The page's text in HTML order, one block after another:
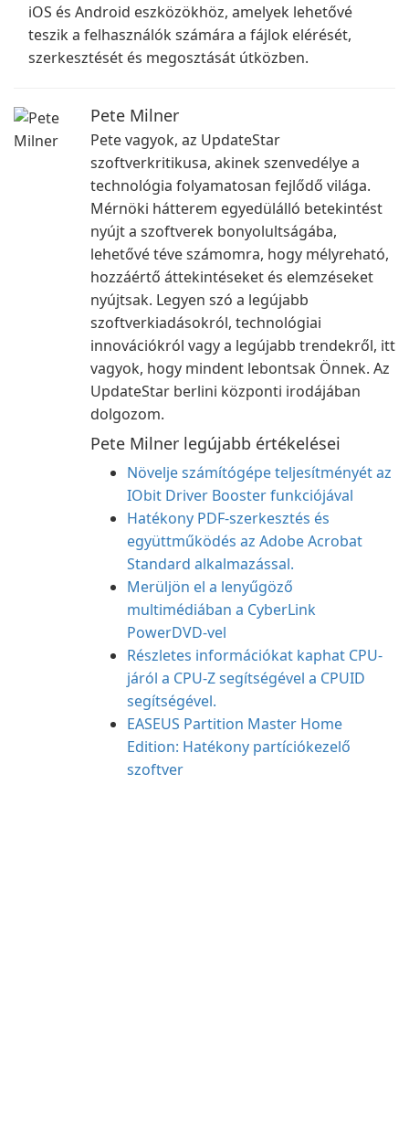
iOS és Android eszközökhöz, amelyek lehetővé
teszik a felhasználók számára a fájlok elérését,
szerkesztését és megosztását útközben.
Pete Milner
Pete vagyok, az UpdateStar
szoftverkritikusa, akinek szenvedélye a
technológia folyamatosan fejlődő világa.
Mérnöki hátterem egyedülálló betekintést
nyújt a szoftverek bonyolultságába,
lehetővé téve számomra, hogy mélyreható,
hozzáértő áttekintéseket és elemzéseket
nyújtsak. Legyen szó a legújabb
szoftverkiadásokról, technológiai
innovációkról vagy a legújabb trendekről, itt
vagyok, hogy mindent lebontsak Önnek. Az
UpdateStar berlini központi irodájában
dolgozom.
Pete Milner legújabb értékelései
Növelje számítógépe teljesítményét az
IObit Driver Booster funkciójával
Hatékony PDF-szerkesztés és
együttműködés az Adobe Acrobat
Standard alkalmazással.
Merüljön el a lenyűgöző
multimédiában a CyberLink
PowerDVD-vel
Részletes információkat kaphat CPU-
járól a CPU-Z segítségével a CPUID
segítségével.
EASEUS Partition Master Home
Edition: Hatékony partíciókezelő
szoftver